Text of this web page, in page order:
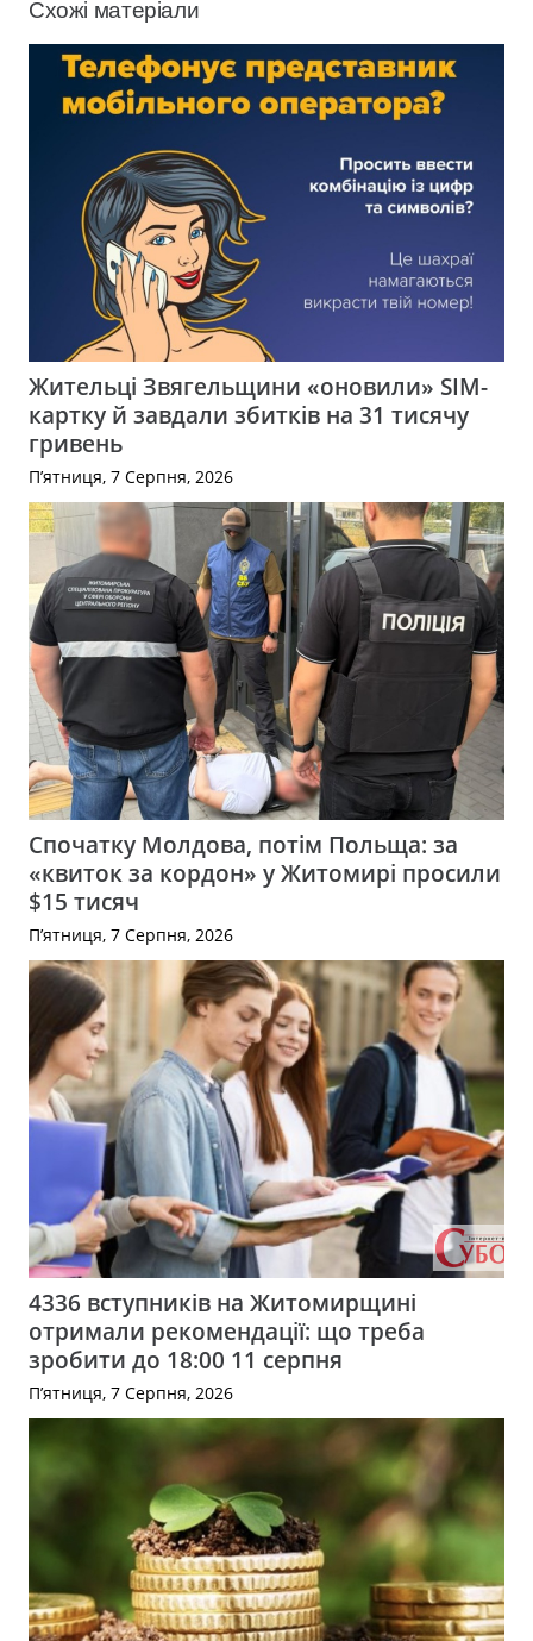
Схожі матеріали
Жительці Звягельщини «оновили» SIM-
картку й завдали збитків на 31 тисячу
гривень
П’ятниця, 7 Серпня, 2026
Спочатку Молдова, потім Польща: за
«квиток за кордон» у Житомирі просили
$15 тисяч
П’ятниця, 7 Серпня, 2026
4336 вступників на Житомирщині
отримали рекомендації: що треба
зробити до 18:00 11 серпня
П’ятниця, 7 Серпня, 2026